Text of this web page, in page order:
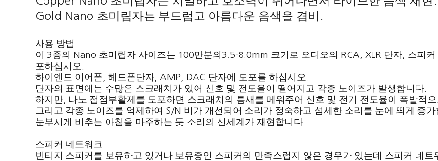
Gold Nano 초미립자는 부드럽고 아름다운 음색을 겸비
사용 방법
이 3종의 Nano 초미립자 사이즈는 100만분의 3.5-8.0mm 크기로 오디오의 RCA, XLR 단자 스피커
포하십시오
하이엔드 이어폰 헤드폰단자 , AMP, DAC 단자에 도포를 하십시오
단자의 표면에는 수많은 스크래치가 있어 신호 및 전도율이 떨어지고 각종 노이즈가 발생합니다
하지만
나노 접점부활제를 도포하면 스크래치의 틈새를 메워주어 신호 및 전기 전도율이 폭발적
그리고 각종 노이즈를 억제하여 S/N 비가 개선되어 소리가 정숙하고 섬세한 소리를 눈에 띄게 증가
눈부시게 비추는 아침을 마주하는 듯 소리의 신세계가 재현합니다
스피커 네트워크
빈티지 스피커를 보유하고 있거나 보유중인 스피커의 만족스럽지 않은 경우가 있는데 스피커 네